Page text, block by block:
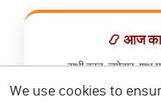
📿 आज का
सभी व्रत, त्योहार, शुभ
We use cookies to